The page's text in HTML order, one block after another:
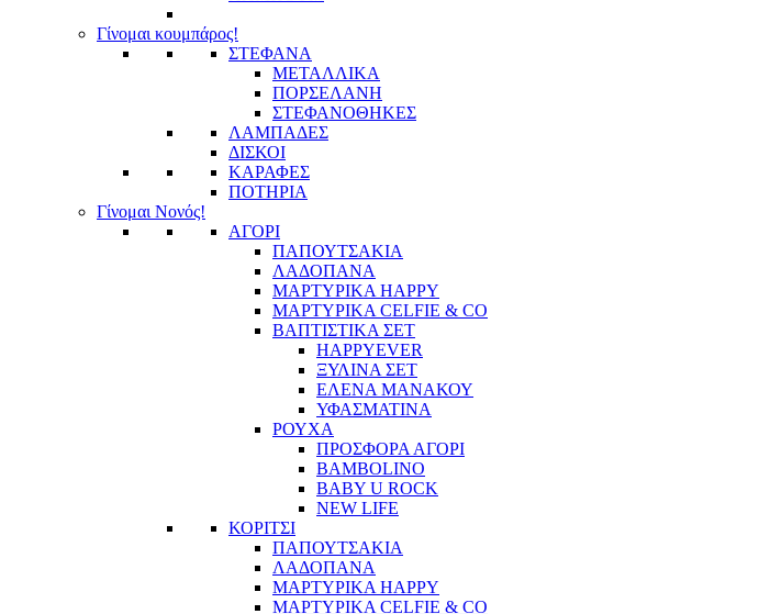
Γίνομαι κουμπάρος!
ΣΤΕΦΑΝΑ
ΜΕΤΑΛΛΙΚΑ
ΠΟΡΣΕΛΑΝΗ
ΣΤΕΦΑΝΟΘΗΚΕΣ
ΛΑΜΠΑΔΕΣ
ΔΙΣΚΟΙ
ΚΑΡΑΦΕΣ
ΠΟΤΗΡΙΑ
Γίνομαι Νονός!
ΑΓΟΡΙ
ΠΑΠΟΥΤΣΑΚΙΑ
ΛΑΔΟΠΑΝΑ
ΜΑΡΤΥΡΙΚΑ HAPPY
ΜΑΡΤΥΡΙΚΑ CELFIE & CO
ΒΑΠΤΙΣΤΙΚΑ ΣΕΤ
HAPPYEVER
ΞΥΛΙΝΑ ΣΕΤ
ΕΛΕΝΑ ΜΑΝΑΚΟΥ
ΥΦΑΣΜΑΤΙΝΑ
ΡΟΥΧΑ
ΠΡΟΣΦΟΡΑ ΑΓΟΡΙ
BAMBOLINO
BABY U ROCK
NEW LIFE
ΚΟΡΙΤΣΙ
ΠΑΠΟΥΤΣΑΚΙΑ
ΛΑΔΟΠΑΝΑ
ΜΑΡΤΥΡΙΚΑ HAPPY
ΜΑΡΤΥΡΙΚΑ CELFIE & CO